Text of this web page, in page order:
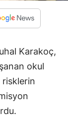
Karakoç,
okul
risklerin